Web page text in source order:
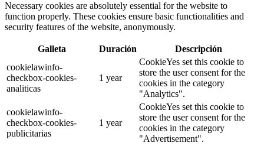
Necessary cookies are absolutely essential for the website to
function properly. These cookies ensure basic functionalities and
security features of the website, anonymously.
Galleta Duración
Descripción
cookielawinfo-
checkbox-cookies-
analiticas
1 year
CookieYes set this cookie to
store the user consent for the
cookies in the category
"Analytics".
cookielawinfo-
checkbox-cookies-
publicitarias
1 year
CookieYes set this cookie to
store the user consent for the
cookies in the category
"Advertisement".